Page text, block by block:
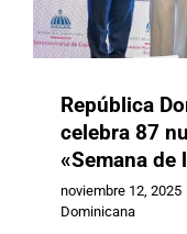
República
celebra 87
«Semana de
noviembre 12, 2025
Dominicana
Uruguay: